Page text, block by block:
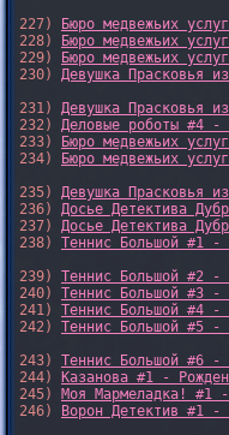
227)
Бюро медвежьих
228)
Бюро медвежьих
229)
Бюро медвежьих
230) Девушка Прасковья
231) Девушка Прасковья
232) Деловые роботы #4 -
233)
Бюро медвежьих
234)
Бюро медвежьих
235) Девушка Прасковья
236) Досье Детектива
237) Досье Детектива
238) Теннис Большой #1 -
239) Теннис Большой #2 -
240) Теннис Большой #3 -
241) Теннис Большой #4 -
242) Теннис Большой #5 -
243) Теннис Большой #6 -
244)
Казанова #1 -
245) Моя Мармеладка! #1
246)
Ворон Детектив #1 -